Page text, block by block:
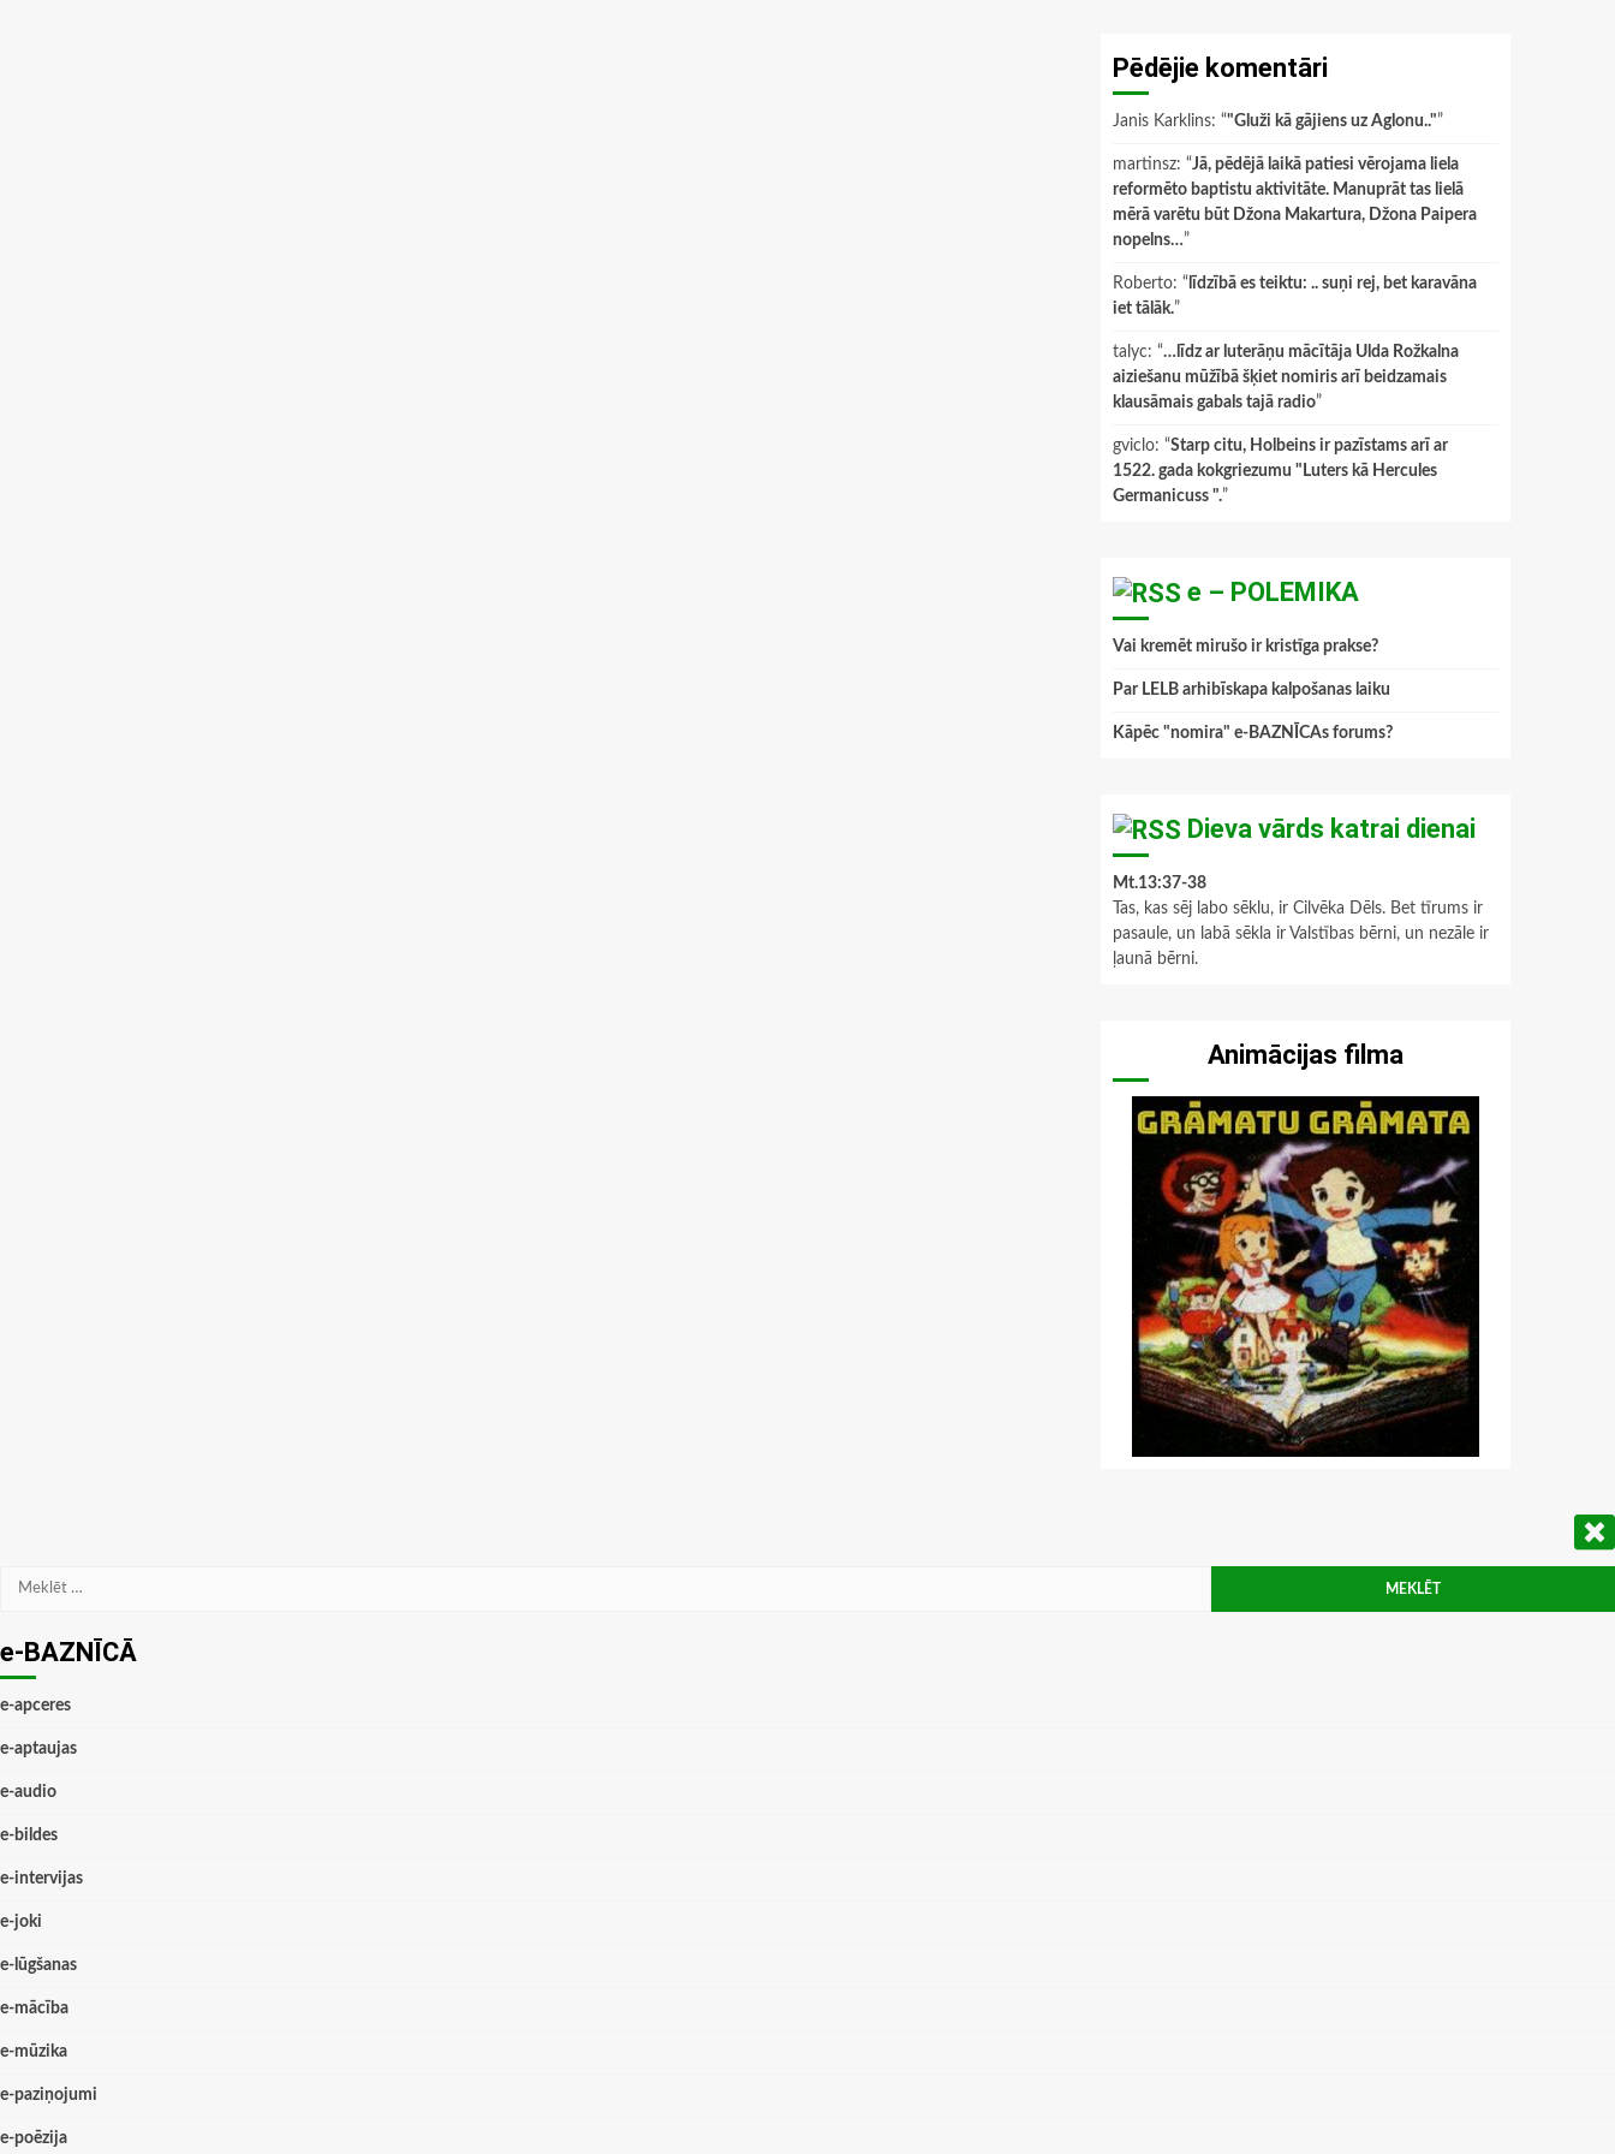
Pēdējie komentāri
Janis Karklins: “"Gluži kā gājiens uz Aglonu.."”
martinsz: “Jā, pēdējā laikā patiesi vērojama liela
reformēto baptistu aktivitāte. Manuprāt tas lielā
mērā varētu būt Džona Makartura, Džona Paipera
nopelns…”
Roberto: “ līdzībā es teiktu: .. suņi rej, bet karavāna
iet tālāk.”
talyc: “…līdz ar luterāņu mācītāja Ulda Rožkalna
aiziešanu mūžībā šķiet nomiris arī beidzamais
klausāmais gabals tajā radio”
gviclo: “Starp citu, Holbeins ir pazīstams arī ar
1522. gada kokgriezumu "Luters kā Hercules
Germanicuss ".”
e – POLEMIKA
Vai kremēt mirušo ir kristīga prakse?
Par LELB arhibīskapa kalpošanas laiku
Kāpēc "nomira" e-BAZNĪCAs forums?
Dieva vārds katrai dienai
Mt.13:37-38
Tas, kas sēj labo sēklu, ir Cilvēka Dēls. Bet tīrums ir
pasaule, un labā sēkla ir Valstības bērni, un nezāle ir
ļaunā bērni.
Animācijas filma
Meklēt:
e-BAZNĪCĀ
e-apceres
e-aptaujas
e-audio
e-bildes
e-intervijas
e-joki
e-lūgšanas
e-mācība
e-mūzika
e-paziņojumi
e-poēzija